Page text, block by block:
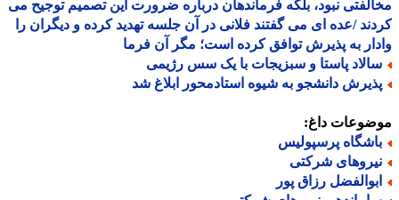
نبود، بلکه فرماندهان درباره ضرورت این تصمیم توجیح می
/عده ای می گفتند فلانی در آن جلسه تهدید کرده و دیگران را
به پذیرش توافق کرده است؛ مگر آن فرما
پاستا و سبزیجات با یک سس رژیمی
دانشجو به شیوه استادمحور ابلاغ شد
داغ:
پرسپولیس
شرکتی
رزاق پور